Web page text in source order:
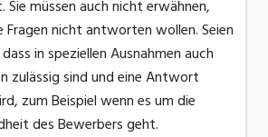
müssen auch nicht erwähnen,
Fragen nicht antworten wollen. Seien
in speziellen Ausnahmen auch
zulässig sind und eine Antwort
zum Beispiel wenn es um die
des Bewerbers geht.